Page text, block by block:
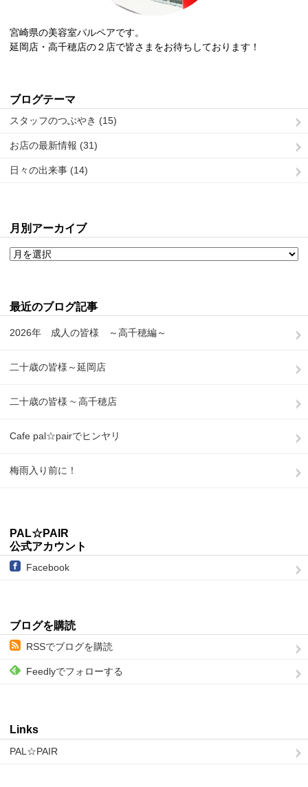
宮崎県の美容室パルペアです。
延岡店・高千穂店の２店で皆さまをお待ちしております！
ブログテーマ
スタッフのつぶやき (15)
お店の最新情報 (31)
日々の出来事 (14)
月別アーカイブ
最近のブログ記事
2026年 成人の皆様 ～高千穂編～
二十歳の皆様～延岡店
二十歳の皆様 ~ 高千穂店
Cafe pal☆pairでヒンヤリ
梅雨入り前に！
PAL☆PAIR
公式アカウント
Facebook
ブログを購読
RSSでブログを購読
Feedlyでフォローする
Links
PAL☆PAIR